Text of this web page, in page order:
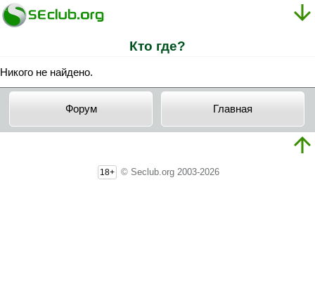
Кто где?
Никого не найдено.
Форум Главная
18+ © Seclub.org 2003-2026